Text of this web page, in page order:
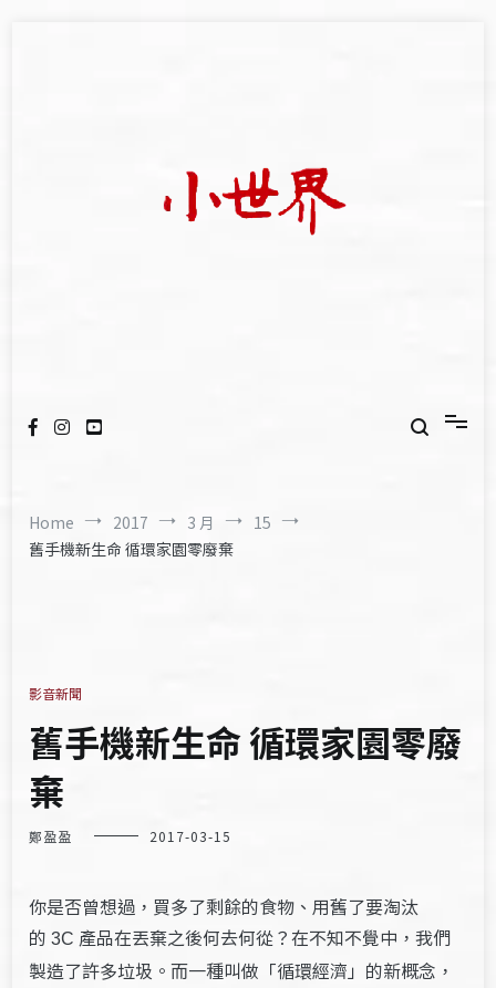
Home 2017 3 月
15
舊手機新生命 循環家園零廢棄
影音新聞
舊手機新生命 循環家園零廢
棄
鄭盈盈 2017-03-15
你是否曾想過，買多了剩餘的食物、用舊了要淘汰
的3C 產品在丟棄之後何去何從？在不知不覺中，我們
製造了許多垃圾。而一種叫做「循環經濟」的新概念，